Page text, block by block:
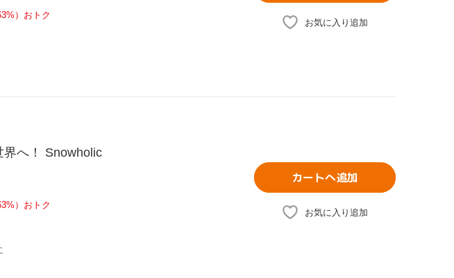
）おトク
お気に入り追加
へ！ Snowholic
）おトク
カートへ追加
お気に入り追加